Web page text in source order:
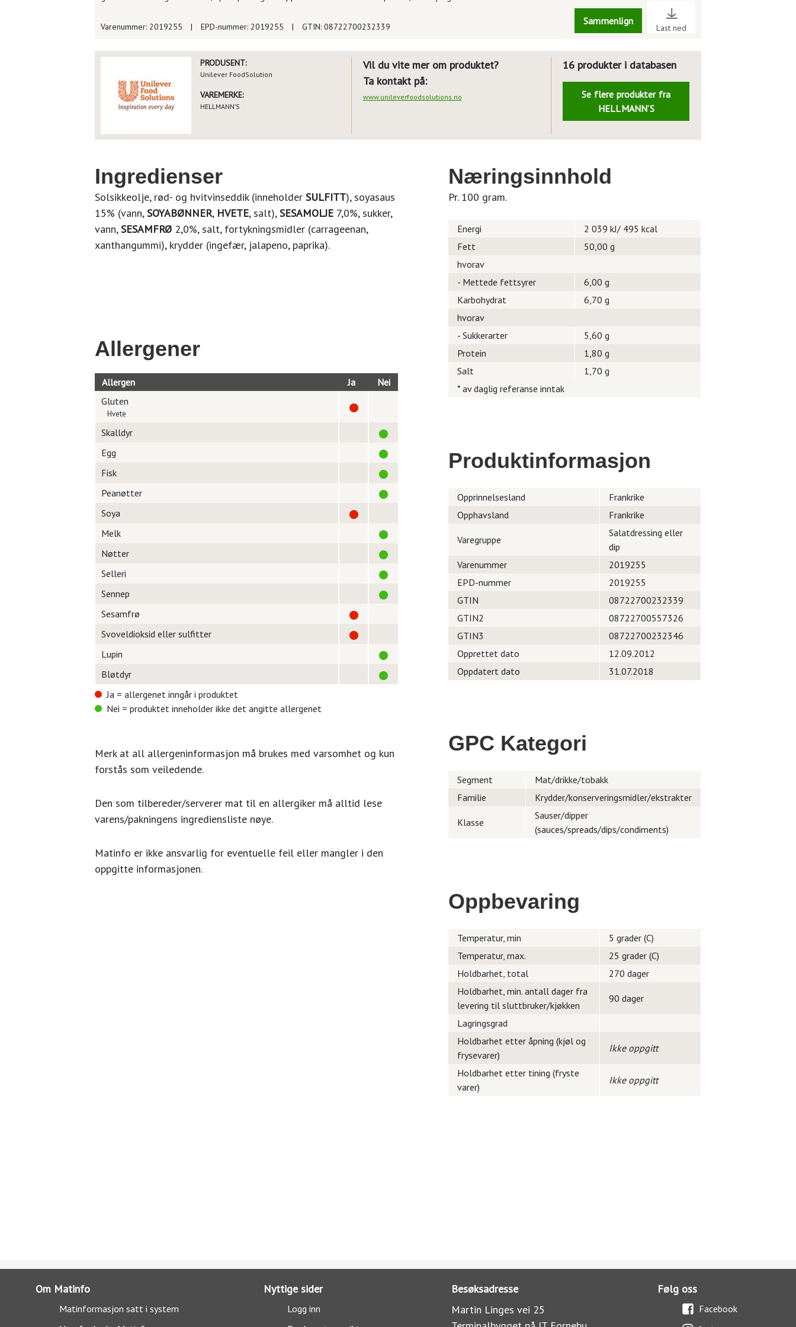
Sammenlign
Last ned
Varenummer: 2019255 | EPD-nummer: 2019255 | GTIN: 08722700232339
PRODUSENT:
Unilever FoodSolution
VAREMERKE:
HELLMANN’S
Vil du vite mer om produktet?
Ta kontakt på:
www.unileverfoodsolutions.no
16 produkter i databasen
Se flere produkter fra
HELLMANN’S
Ingredienser
Solsikkeolje, rød- og hvitvinseddik (inneholder SULFITT), soyasaus
15% (vann,SOYABØNNER, HVETE, salt),SESAMOLJE 7,0%, sukker,
vann,SESAMFRØ 2,0%, salt, fortykningsmidler (carrageenan,
xanthangummi), krydder (ingefær, jalapeno, paprika).
Allergener
Allergen Ja
Nei
Gluten
Hvete
Skalldyr
Egg
Fisk
Peanøtter
Soya
Melk
Nøtter
Selleri
Sennep
Sesamfrø
Svoveldioksid eller sulfitter
Lupin
Bløtdyr
Ja = allergenet inngår i produktet
Nei = produktet inneholder ikke det angitte allergenet
Merk at all allergeninformasjon må brukes med varsomhet og kun
forstås som veiledende.
Den som tilbereder/serverer mat til en allergiker må alltid lese
varens/pakningens ingrediensliste nøye.
Matinfo er ikke ansvarlig for eventuelle feil eller mangler i den
oppgitte informasjonen.
Næringsinnhold
Pr. 100 gram.
Energi
2 039 kJ/ 495 kcal
Fett
50,00 g
hvorav
- Mettede fettsyrer
6,00 g
Karbohydrat
6,70 g
hvorav
- Sukkerarter
5,60 g
Protein
1,80 g
Salt
1,70 g
* av daglig referanse inntak
Produktinformasjon
Opprinnelsesland
Frankrike
Opphavsland
Frankrike
Varegruppe
Salatdressing eller
dip
Varenummer
2019255
EPD-nummer
2019255
GTIN
08722700232339
GTIN2
08722700557326
GTIN3
08722700232346
Opprettet dato
12.09.2012
Oppdatert dato
31.07.2018
GPC Kategori
Segment
Mat/drikke/tobakk
Familie
Krydder/konserveringsmidler/ekstrakter
Klasse
Sauser/dipper
(sauces/spreads/dips/condiments)
Oppbevaring
Temperatur, min
5 grader (C)
Temperatur, max.
25 grader (C)
Holdbarhet, total
270 dager
Holdbarhet, min. antall dager fra
levering til sluttbruker/kjøkken
90 dager
Lagringsgrad
Holdbarhet etter åpning (kjøl og
frysevarer)
Ikke oppgitt
Holdbarhet etter tining (fryste
varer)
Ikke oppgitt
Om Matinfo
Matinformasjon satt i system
Nyttige sider
Logg inn
Besøksadresse
Martin Linges vei 25
Følg oss
Facebook